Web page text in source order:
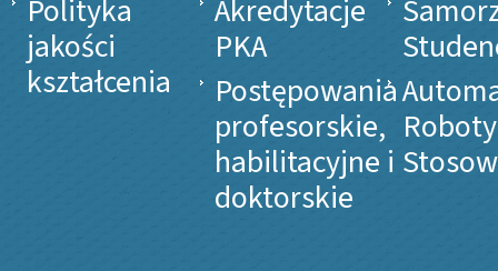
Polityka
jakości
kształcenia
Akredytacje
PKA
Postępowania
profesorskie,
habilitacyjne i
doktorskie